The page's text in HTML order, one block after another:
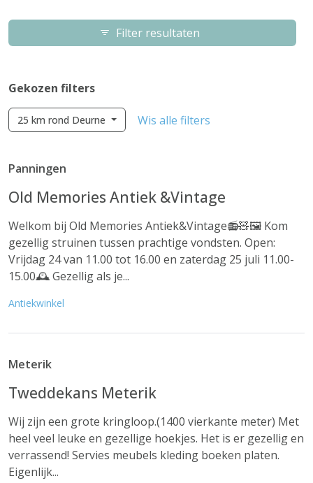
Filter resultaten
Gekozen filters
25 km rond Deurne Wis alle filters
Panningen
Old Memories Antiek &Vintage
Welkom bij Old Memories Antiek&Vintage📻🧸🖼 Kom
gezellig struinen tussen prachtige vondsten. Open:
Vrijdag 24 van 11.00 tot 16.00 en zaterdag 25 juli 11.00-
15.00🕰 Gezellig als je...
Antiekwinkel
Meterik
Tweddekans Meterik
Wij zijn een grote kringloop.(1400 vierkante meter) Met
heel veel leuke en gezellige hoekjes. Het is er gezellig en
verrassend! Servies meubels kleding boeken platen.
Eigenlijk...